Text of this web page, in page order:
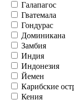
Галапагос
Гватемала
Гондурас
Доминикана
Замбия
Индия
Индонезия
Йемен
Карибские
Кения